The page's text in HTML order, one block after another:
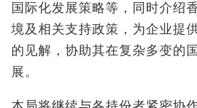
国际化发展策略等，同时介绍
境及相关支持政策，为企业提
的见解，协助其在复杂多变的
展。